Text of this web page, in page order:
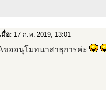
เมื่อ: 17 ก.พ. 2019, 13:01
ขออนุโมทนาสาธุการค่ะ